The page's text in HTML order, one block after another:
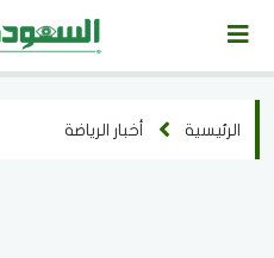
الرئيسية أخبار الرياضة